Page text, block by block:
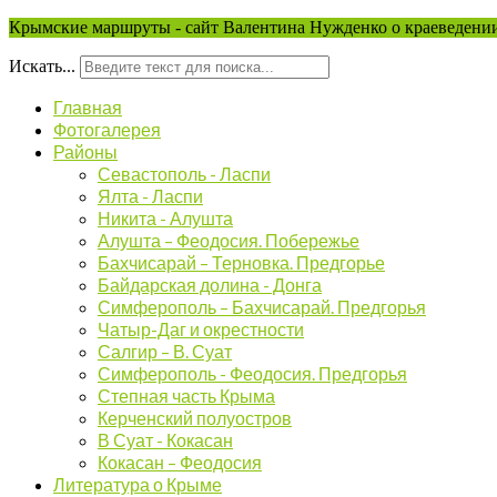
Крымские маршруты - сайт Валентина Нужденко о
Искать...
Главная
Фотогалерея
Районы
Севастополь - Ласпи
Ялта - Ласпи
Никита - Алушта
Алушта – Феодосия. Побережье
Бахчисарай – Терновка. Предгорье
Байдарская долина - Донга
Симферополь – Бахчисарай. Предгорья
Чатыр-Даг и окрестности
Салгир – В. Суат
Симферополь - Феодосия. Предгорья
Степная часть Крыма
Керченский полуостров
В Суат - Кокасан
Кокасан – Феодосия
Литература о Крыме